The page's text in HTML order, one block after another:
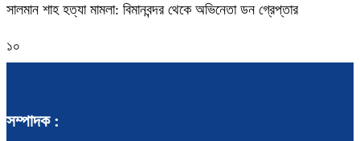
সালমান শাহ হত্যা মামলা: বিমানবন্দর থেকে অভিনেতা ডন গ্রেপ্তার
১০
সম্পাদক :